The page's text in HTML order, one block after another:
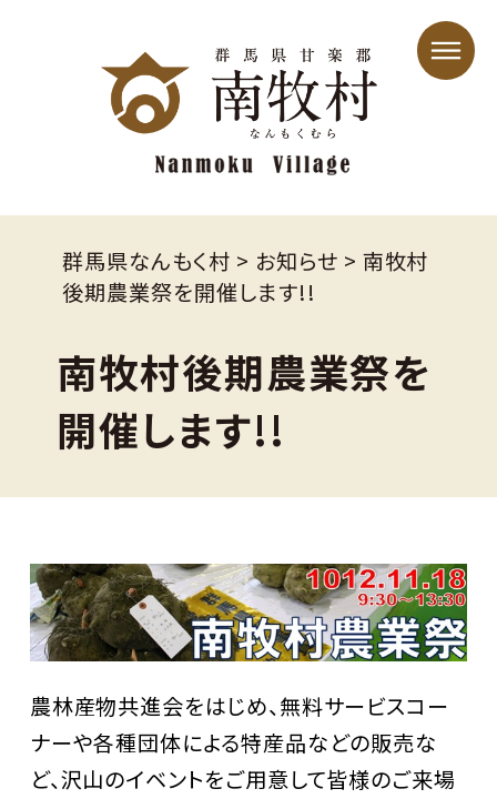
群馬県なんもく村 > お知らせ > 南牧村
後期農業祭を開催します!!
南牧村後期農業祭を
開催します!!
農林産物共進会をはじめ、無料サービスコー
ナーや各種団体による特産品などの販売な
ど、沢山のイベントをご用意して皆様のご来場